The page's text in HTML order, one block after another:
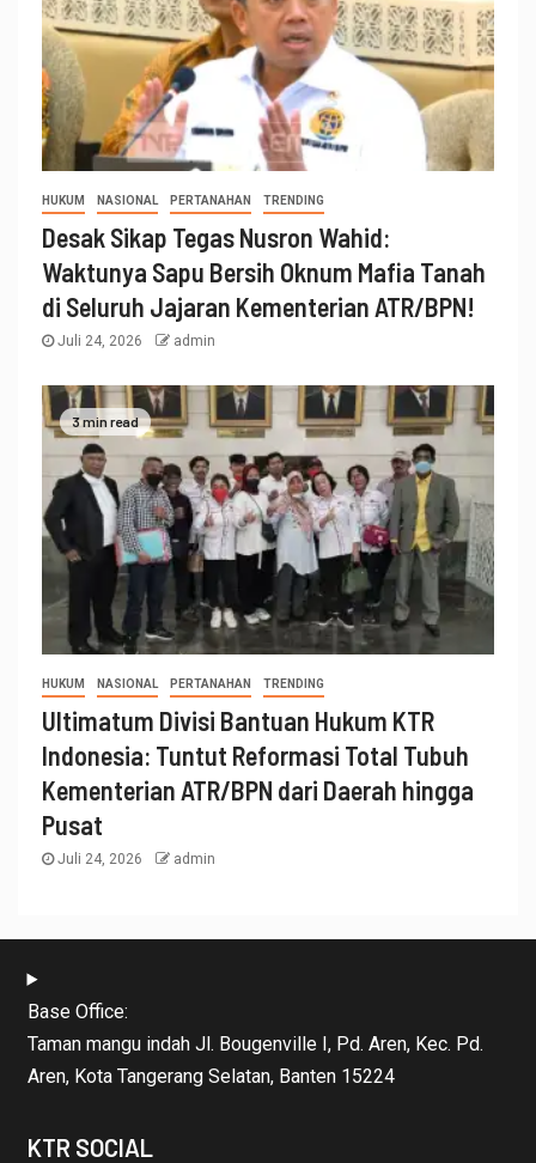
HUKUM NASIONAL PERTANAHAN TRENDING
Desak Sikap Tegas Nusron Wahid:
Waktunya Sapu Bersih Oknum Mafia Tanah
di Seluruh Jajaran Kementerian ATR/BPN!
Juli 24, 2026 admin
3 min read
HUKUM NASIONAL PERTANAHAN TRENDING
Ultimatum Divisi Bantuan Hukum KTR
Indonesia: Tuntut Reformasi Total Tubuh
Kementerian ATR/BPN dari Daerah hingga
Pusat
Juli 24, 2026 admin
Base Office:
Taman mangu indah Jl. Bougenville I, Pd. Aren, Kec. Pd.
Aren, Kota Tangerang Selatan, Banten 15224
KTR SOCIAL